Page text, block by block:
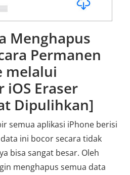
Menghapus
Permanen
melalui
iOS Eraser
Dipulihkan]
semua aplikasi iPhone berisi
ini bocor secara tidak
bisa sangat besar. Oleh
menghapus semua data